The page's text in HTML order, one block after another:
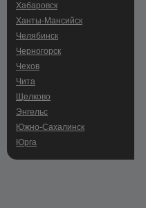
Хабаровск
Ханты-Мансийск
Челябинск
Черногорск
Чехов
Чита
Щелково
Энгельс
Южно-Сахалинск
Юрга